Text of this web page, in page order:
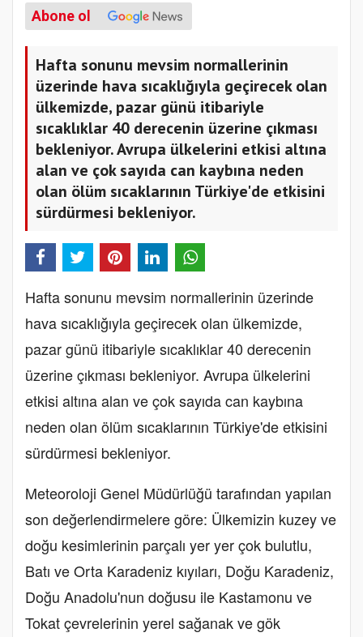
Abone ol
Hafta sonunu mevsim normallerinin
üzerinde hava sıcaklığıyla geçirecek olan
ülkemizde, pazar günü itibariyle
sıcaklıklar 40 derecenin üzerine çıkması
bekleniyor. Avrupa ülkelerini etkisi altına
alan ve çok sayıda can kaybına neden
olan ölüm sıcaklarının Türkiye'de etkisini
sürdürmesi bekleniyor.
Hafta sonunu mevsim normallerinin üzerinde
hava sıcaklığıyla geçirecek olan ülkemizde,
pazar günü itibariyle sıcaklıklar 40 derecenin
üzerine çıkması bekleniyor. Avrupa ülkelerini
etkisi altına alan ve çok sayıda can kaybına
neden olan ölüm sıcaklarının Türkiye'de etkisini
sürdürmesi bekleniyor.
Meteoroloji Genel Müdürlüğü tarafından yapılan
son değerlendirmelere göre: Ülkemizin kuzey ve
doğu kesimlerinin parçalı yer yer çok bulutlu,
Batı ve Orta Karadeniz kıyıları, Doğu Karadeniz,
Doğu Anadolu'nun doğusu ile Kastamonu ve
Tokat çevrelerinin yerel sağanak ve gök